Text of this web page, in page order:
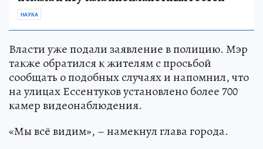
НАУКА
Власти уже подали заявление в полицию. Мэр
также обратился к жителям с просьбой
сообщать о подобных случаях и напомнил, что
на улицах Ессентуков установлено более 700
камер видеонаблюдения.
«Мы всё видим», – намекнул глава города.